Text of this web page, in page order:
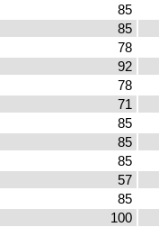
85
85
78
92
78
71
85
85
85
57
85
100